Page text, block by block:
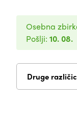
Osebna
Pošlji: 10. 08.